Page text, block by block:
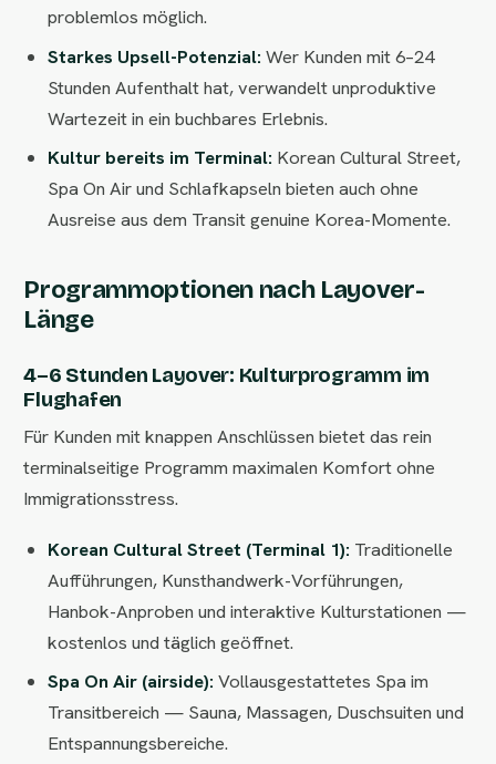
problemlos möglich.
Starkes Upsell-Potenzial: Wer Kunden mit 6–24
Stunden Aufenthalt hat, verwandelt unproduktive
Wartezeit in ein buchbares Erlebnis.
Kultur bereits im Terminal: Korean Cultural Street,
Spa On Air und Schlafkapseln bieten auch ohne
Ausreise aus dem Transit genuine Korea-Momente.
Programmoptionen nach Layover-
Länge
4–6 Stunden Layover: Kulturprogramm im
Flughafen
Für Kunden mit knappen Anschlüssen bietet das rein
terminalseitige Programm maximalen Komfort ohne
Immigrationsstress.
Korean Cultural Street (Terminal 1): Traditionelle
Aufführungen, Kunsthandwerk-Vorführungen,
Hanbok-Anproben und interaktive Kulturstationen —
kostenlos und täglich geöffnet.
Spa On Air (airside): Vollausgestattetes Spa im
Transitbereich — Sauna, Massagen, Duschsuiten und
Entspannungsbereiche.